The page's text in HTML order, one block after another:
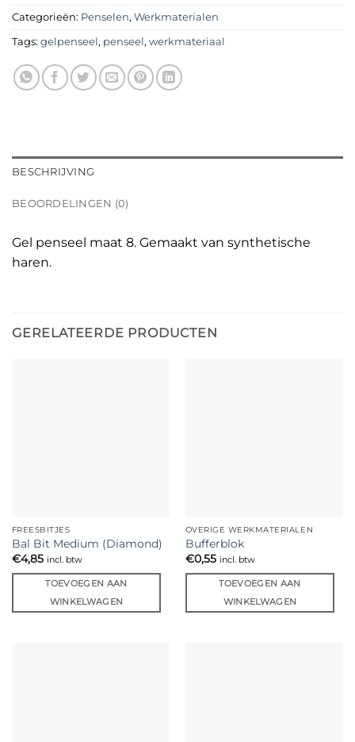
Categorieën: Penselen, Werkmaterialen
Tags: gelpenseel, penseel, werkmateriaal
BESCHRIJVING
BEOORDELINGEN (0)
Gel penseel maat 8. Gemaakt van synthetische
haren.
GERELATEERDE PRODUCTEN
FREESBITJES
Bal Bit Medium (Diamond)
€4,85 incl. btw
TOEVOEGEN AAN
WINKELWAGEN
OVERIGE WERKMATERIALEN
Bufferblok
€0,55 incl. btw
TOEVOEGEN AAN
WINKELWAGEN